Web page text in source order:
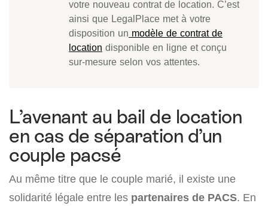
votre nouveau contrat de location. C’est
ainsi que LegalPlace met à votre
disposition un modèle de contrat de
location disponible en ligne et conçu
sur-mesure selon vos attentes.
L’avenant au bail de location
en cas de séparation d’un
couple pacsé
Au même titre que le couple marié, il existe une
solidarité légale entre les partenaires de PACS. En